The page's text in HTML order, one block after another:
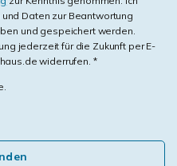
Daten zur Beantwortung
und gespeichert werden.
jederzeit für die Zukunft per E-
widerrufen. *